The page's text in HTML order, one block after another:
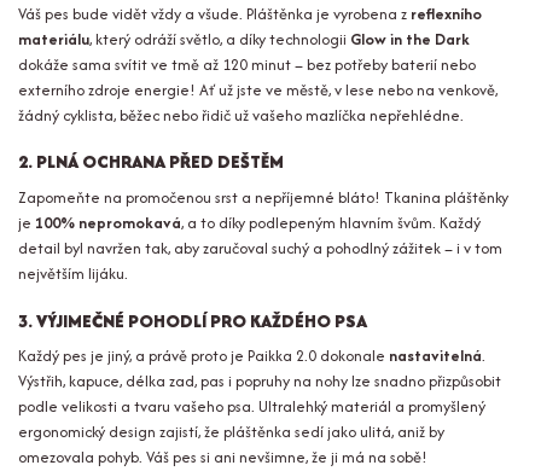
Váš pes bude vidět vždy a všude. Pláštěnka je vyrobena z reflexního
materiálu, který odráží světlo, a díky technologii Glow in the Dark
dokáže sama svítit ve tmě až 120 minut – bez potřeby baterií nebo
externího zdroje energie! Ať už jste ve městě, v lese nebo na venkově,
žádný cyklista, běžec nebo řidič už vašeho mazlíčka nepřehlédne.
2. PLNÁ OCHRANA PŘED DEŠTĚM
Zapomeňte na promočenou srst a nepříjemné bláto! Tkanina pláštěnky
je 100% nepromokavá, a to díky podlepeným hlavním švům. Každý
detail byl navržen tak, aby zaručoval suchý a pohodlný zážitek – i v tom
největším lijáku.
3. VÝJIMEČNÉ POHODLÍ PRO KAŽDÉHO PSA
Každý pes je jiný, a právě proto je Paikka 2.0 dokonale nastavitelná.
Výstřih, kapuce, délka zad, pas i popruhy na nohy lze snadno přizpůsobit
podle velikosti a tvaru vašeho psa. Ultralehký materiál a promyšlený
ergonomický design zajistí, že pláštěnka sedí jako ulitá, aniž by
omezovala pohyb. Váš pes si ani nevšimne, že ji má na sobě!